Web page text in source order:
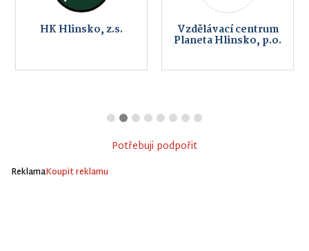
HK Hlinsko, z.s. Vzdělávací centrum
Planeta Hlinsko, p.o.
Potřebuji podpořit
ReklamaKoupit reklamu